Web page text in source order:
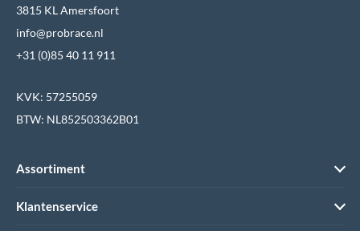
3815 KL Amersfoort
info@probrace.nl
+31 (0)85 40 11 911
KVK: 57255059
BTW: NL852503362B01
Assortiment
Klantenservice